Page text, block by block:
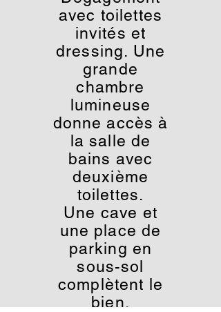
avec toilettes
invités et
dressing. Une
grande
chambre
lumineuse
donne accès à
la salle de
bains avec
deuxième
toilettes.
Une cave et
une place de
parking en
sous-sol
complètent le
bien.